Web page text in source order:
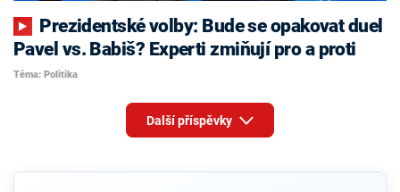
Pavel vs. Babiš? Experti zmiňují pro a proti
Téma: Politika
Další příspěvky